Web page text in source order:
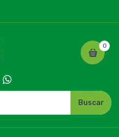
0
Buscar